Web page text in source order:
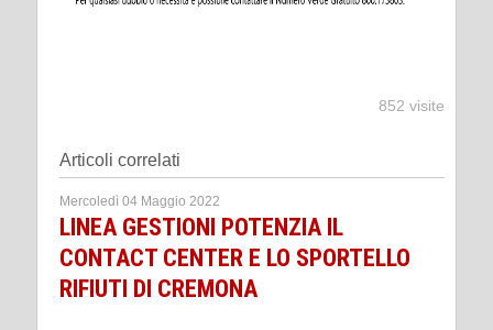
852 visite
Articoli correlati
Mercoledì 04 Maggio 2022
LINEA GESTIONI POTENZIA IL
CONTACT CENTER E LO SPORTELLO
RIFIUTI DI CREMONA